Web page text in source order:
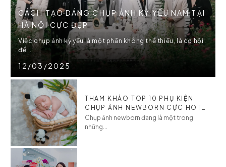
CÁCH TẠO DÁNG CHỤP ẢNH KỶ YẾU NAM TẠI
HÀ NỘI CỰC ĐẸP
12/03/2025
Việc chụp ảnh kỷ yếu là một phần không thể thiếu, là cơ hội
để...
THAM KHẢO TOP 10 PHỤ KIỆN
CHỤP ẢNH NEWBORN CỰC HOT
CHO BÉ
Chụp ảnh newborn đang là một trong
những...